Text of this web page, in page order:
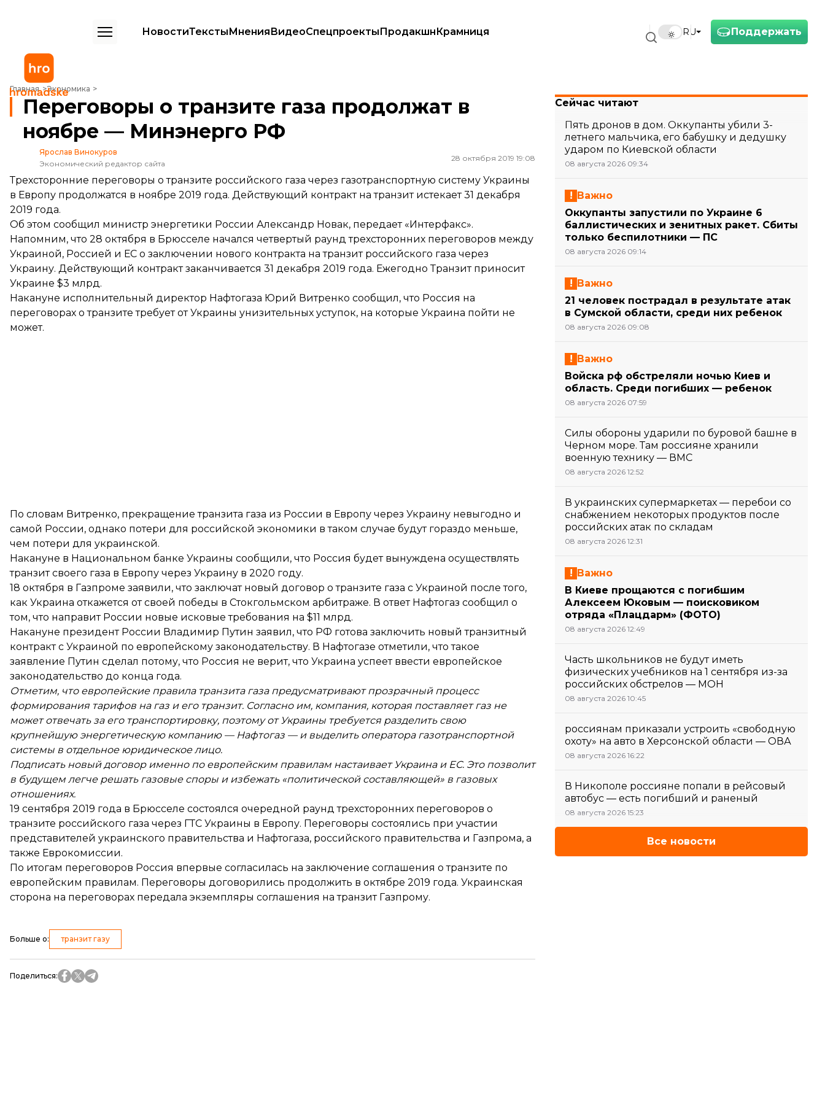
Поддержать
RU
НовостиТекстыМненияВидеоСпецпроектыПродакшнКрамниця
Главная Экономика
Переговоры о транзите газа продолжат в ноябре — Минэнерго РФ
Переговоры о транзите газа продолжат в
ноябре — Минэнерго РФ
Ярослав Винокуров
Экономический редактор сайта
28 октября 2019 19:08
Трехсторонние переговоры о транзите российского газа через газотранспортную систему Украины
в Европу продолжатся в ноябре 2019 года. Действующий контракт на транзит истекает 31 декабря
2019 года.
Об этом сообщил министр энергетики России Александр Новак, передает «Интерфакс».
Напомним, что 28 октября в Брюсселе начался четвертый раунд трехсторонних переговоров между
Украиной, Россией и ЕС о заключении нового контракта на транзит российского газа через
Украину. Действующий контракт заканчивается 31 декабря 2019 года. Ежегодно Транзит приносит
Украине $3 млрд.
Накануне исполнительный директор Нафтогаза Юрий Витренко сообщил, что Россия на
переговорах о транзите требует от Украины унизительных уступок, на которые Украина пойти не
может.
По словам Витренко, прекращение транзита газа из России в Европу через Украину невыгодно и
самой России, однако потери для российской экономики в таком случае будут гораздо меньше,
чем потери для украинской.
Накануне в Национальном банке Украины сообщили, что Россия будет вынуждена осуществлять
транзит своего газа в Европу через Украину в 2020 году.
18 октября в Газпроме заявили, что заключат новый договор о транзите газа с Украиной после того,
как Украина откажется от своей победы в Стокгольмском арбитраже. В ответ Нафтогаз сообщил о
том, что направит России новые исковые требования на $11 млрд.
Накануне президент России Владимир Путин заявил, что РФ готова заключить новый транзитный
контрактс Украиной по европейскому законодательству. В Нафтогазе отметили, что такое
заявление Путин сделал потому, что Россия не верит, что Украина успеет ввести европейское
законодательство до конца года.
Отметим, что европейские правила транзита газа предусматривают прозрачный процесс
формирования тарифов на газ и его транзит. Согласно им, компания, которая поставляет газ не
может отвечать за его транспортировку, поэтому от Украины требуется разделить свою
крупнейшую энергетическую компанию — Нафтогаз — и выделить оператора газотранспортной
системы в отдельное юридическое лицо.
Подписать новый договор именно по европейским правилам настаивает Украина и ЕС. Это позволит
в будущем легче решать газовые споры и избежать «политической составляющей» в газовых
отношениях.
19 сентября 2019 года в Брюсселе состоялся очередной раунд трехсторонних переговоров о
транзите российского газа через ГТС Украины в Европу. Переговоры состоялись при участии
представителей украинского правительства и Нафтогаза, российского правительства и Газпрома, а
также Еврокомиссии.
По итогам переговоров Россия впервые согласилась на заключение соглашения о транзите по
европейским правилам. Переговоры договорились продолжить в октябре 2019 года. Украинская
сторона на переговорах передала экземпляры соглашения на транзит Газпрому.
Больше о: транзит газу
Поделиться:
Сейчас читают
Пять дронов в дом. Оккупанты убили 3-
летнего мальчика, его бабушку и дедушку
ударом по Киевской области
08 августа 2026 09:34
Важно
Оккупанты запустили по Украине 6
баллистических и зенитных ракет. Сбиты
только беспилотники — ПС
08 августа 2026 09:14
Важно
21 человек пострадал в результате атак
в Сумской области, среди них ребенок
08 августа 2026 09:08
Важно
Войска рф обстреляли ночью Киев и
область. Среди погибших — ребенок
08 августа 2026 07:59
Силы обороны ударили по буровой башне в
Черном море. Там россияне хранили
военную технику — ВМС
08 августа 2026 12:52
В украинских супермаркетах — перебои со
снабжением некоторых продуктов после
российских атак по складам
08 августа 2026 12:31
Важно
В Киеве прощаются с погибшим
Алексеем Юковым — поисковиком
отряда «Плацдарм» (ФОТО)
08 августа 2026 12:49
Часть школьников не будут иметь
физических учебников на 1 сентября из-за
российских обстрелов — МОН
08 августа 2026 10:45
россиянам приказали устроить «свободную
охоту» на авто в Херсонской области — ОВА
08 августа 2026 16:22
В Никополе россияне попали в рейсовый
автобус — есть погибший и раненый
08 августа 2026 15:23
Все новости